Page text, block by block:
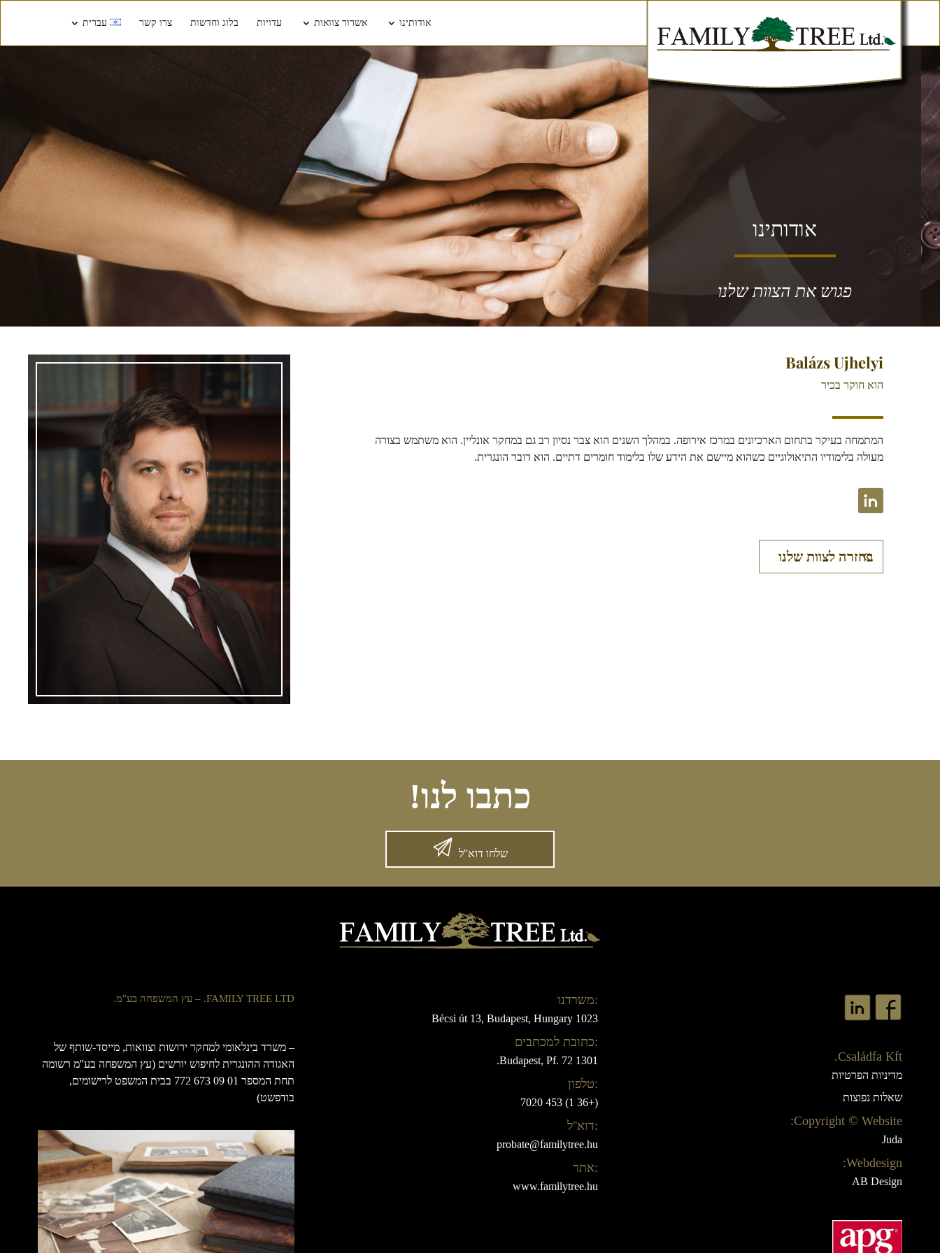
אודותינו אשרור צוואות עדויות בלוג וחדשות צרו קשר עברית
אודותינו
פגוש את הצוות שלנו
Balázs Ujhelyi
הוא חוקר בכיר
המתמחה בעיקר בתחום הארכיונים במרכז אירופה. במהלך השנים הוא צבר נסיון רב גם במחקר אונליין. הוא משתמש בצורה
מעולה בלימודיו התיאולוגיים כשהוא מיישם את הידע שלו בלימוד חומרים דתיים. הוא דובר הונגרית.
בחזרה לצוות שלנו
כתבו לנו!
שלחו דוא''ל
FAMILY TREE LTD. – עץ המשפחה בע''מ.
– משרד בינלאומי למחקר ירושות וצוואות, מייסד-שותף של
האגודה ההונגרית לחיפוש יורשים (עץ המשפחה בע''מ רשומה
תחת המספר 01 09 673 772 בבית המשפט לרישומים,
בודפשט)
:משרדנו
Bécsi út 13, Budapest, Hungary 1023
:כתובת למכתבים
1301 Budapest, Pf. 72.
:טלפון
(+36 1) 453 7020
:דוא''ל
probate@familytree.hu
:אתר
www.familytree.hu
Családfa Kft.
מדיניות הפרטיות
שאלות נפוצות
Copyright © Website:
Juda
Webdesign:
AB Design